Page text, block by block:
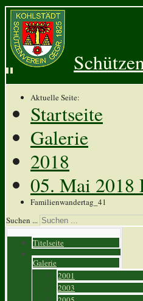
Aktuelle Seite:
Startseite
Galerie
2018
05. Mai 2018
Familienwandertag_41
Suchen ...
Titelseite
Galerie
2001
2003